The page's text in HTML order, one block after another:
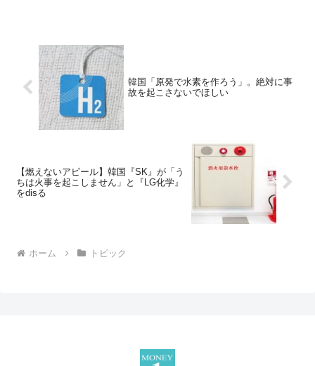
韓国「原発で水素を作ろう」。絶対に事
故を起こさないでほしい
【燃えないアピール】韓国『SK』が「う
ちは火事を起こしません」と『LG化学』
をdisる
ホーム トピック